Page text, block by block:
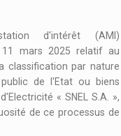
d'intérêt (AMI)
11 mars 2025 relatif au
classification par nature
de l'Etat ou biens
« SNEL S.A. »,
de ce processus de